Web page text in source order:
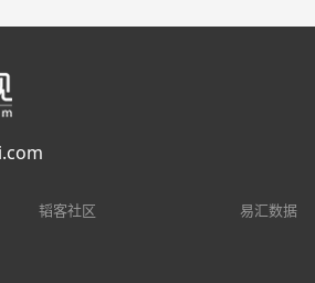
韬客社区 易汇数据